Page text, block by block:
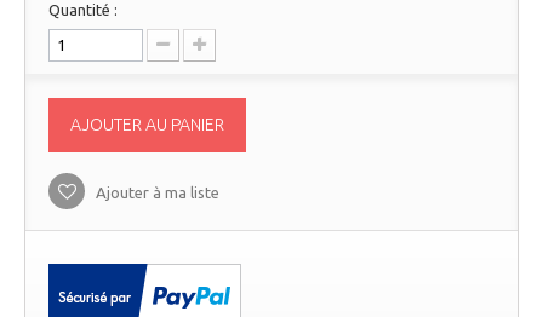
Quantité :
AJOUTER AU PANIER
Ajouter à ma liste